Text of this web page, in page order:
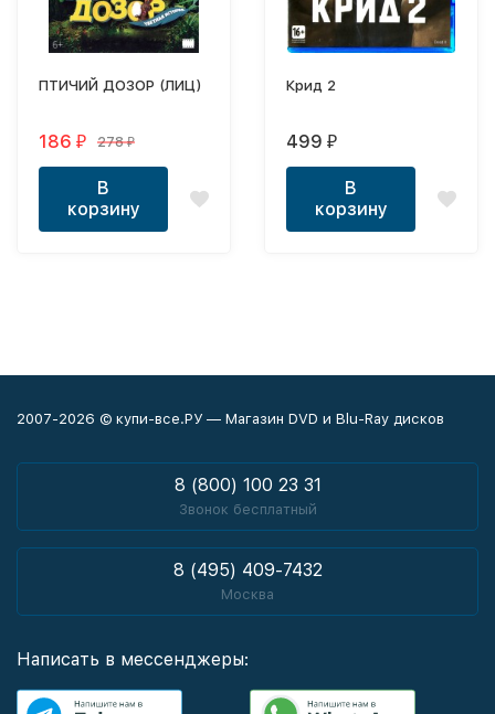
ПТИЧИЙ ДОЗОР (ЛИЦ)
186 ₽ 278₽
В
корзину
Крид 2
499 ₽
В
корзину
2007-2026 © купи-все.РУ — Магазин DVD и Blu-Ray дисков
8 (800) 100 23 31
Звонок бесплатный
8 (495) 409-7432
Москва
Написать в мессенджеры: